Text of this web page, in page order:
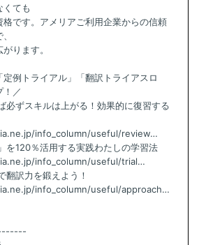
くても
格です。アメリアご利用企業からの信頼
ります。
例トライアル」「翻訳トライアスロ
！／
必ずスキルは上がる！効果的に復習する
info_column/useful/review…
を120％活用する実践わたしの学習法
info_column/useful/trial…
訳力を鍛えよう！
info_column/useful/approach…